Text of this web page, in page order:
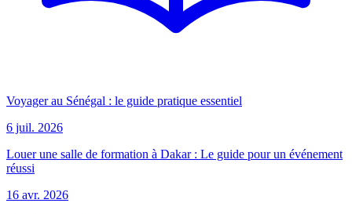
Voyager au Sénégal : le guide pratique essentiel
6 juil. 2026
Louer une salle de formation à Dakar : Le guide pour un événement
réussi
16 avr. 2026